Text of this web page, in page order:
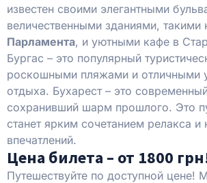
известен своими элегантными
величественными зданиями, такими
Парламента, и уютными кафе в
Бургас – это популярный
роскошными пляжами и отличными
отдыха. Бухарест – это
сохранивший шарм прошлого. Это
станет ярким сочетанием релакса и
впечатлений.
Цена билета – от 1800
Путешествуйте по доступной цене!